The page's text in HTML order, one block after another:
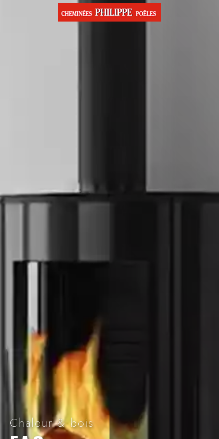
Chaleur & bois